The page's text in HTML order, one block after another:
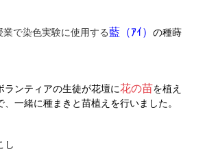
業で染色実験に使用する藍（ｱｲ） の種蒔
ランティアの生徒が花壇に花の苗を植え
一緒に種まきと苗植えを行いました。
し